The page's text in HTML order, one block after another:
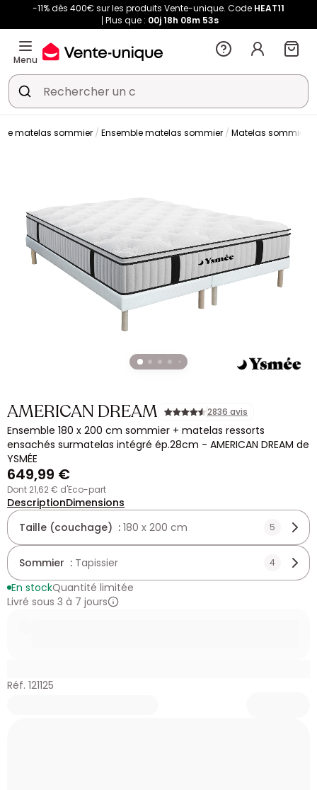
-11% dès 400€ sur les produits Vente-unique. Code HEAT11
Plus que : 00j18h 08m 52s
Menu
matelas sommier Ensemble matelas sommier Matelas sommier
AMERICAN DREAM 2836 avis
Ensemble 180 x 200 cm sommier + matelas ressorts
ensachés surmatelas intégré ép.28cm - AMERICAN DREAM de
YSMÉE
649,99 €
dont 21,62 € d'Eco-part
DescriptionDimensions
Taille (couchage) : 180 x 200 cm 5
Sommier : Tapissier 4
En stockQuantité limitée
Livré sous 3 à 7 jours
Réf. 121125